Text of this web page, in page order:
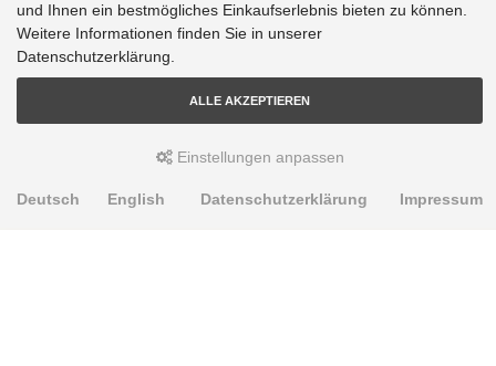
und Ihnen ein bestmögliches Einkaufserlebnis bieten zu können.
Weitere Informationen finden Sie in unserer
Datenschutzerklärung.
ALLE AKZEPTIEREN
Einstellungen anpassen
Deutsch English Datenschutzerklärung Impressum